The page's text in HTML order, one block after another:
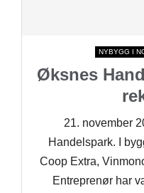
NYBYGG I
Øksnes
21. november
Handelspark. I
Coop Extra,
Entreprenør har